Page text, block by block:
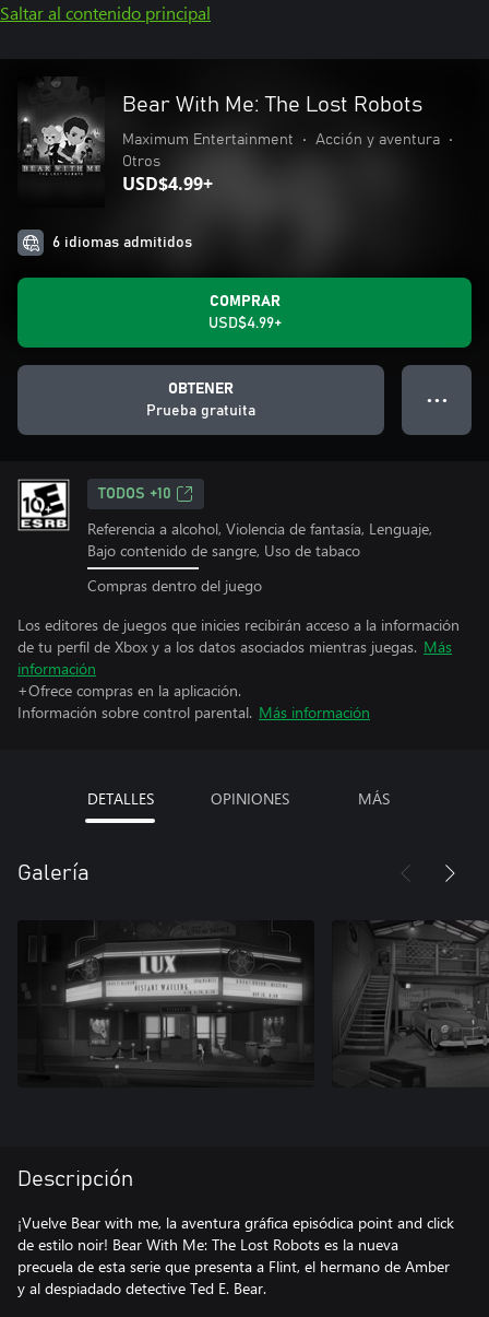
Saltar al contenido principal
Bear With Me: The Lost Robots
Maximum Entertainment • Acción y aventura
•
Otros
USD$4.99+
6 idiomas admitidos
COMPRAR
USD$4.99+
OBTENER
Prueba gratuita
● ● ●
TODOS +10
Referencia a alcohol, Violencia de fantasía, Lenguaje,
Bajo contenido de sangre, Uso de tabaco
Compras dentro del juego
Los editores de juegos que inicies recibirán acceso a la información
de tu perfil de Xbox y a los datos asociados mientras juegas. Más
información
+Ofrece compras en la aplicación.
Información sobre control parental. Más información
DETALLES OPINIONES MÁS
Galería
Descripción
¡Vuelve Bear with me, la aventura gráfica episódica point and click
de estilo noir! Bear With Me: The Lost Robots es la nueva
precuela de esta serie que presenta a Flint, el hermano de Amber
y al despiadado detective Ted E. Bear.